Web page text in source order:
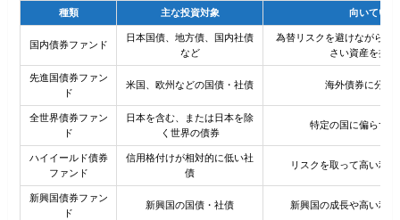
種類 主な投資対象 向いてい
国内債券ファンド
日本国債、地方債、国内社債
など
為替リスクを避けながら、
さい資産を持
先進国債券ファン
ド
米国、欧州などの国債・社債 海外債券に分散
全世界債券ファン
ド
日本を含む、または日本を除
く世界の債券
特定の国に偏らず
ハイイールド債券
ファンド
信用格付けが相対的に低い社
債
リスクを取って高い利
新興国債券ファン
ド
新興国の国債・社債 新興国の成長や高い利